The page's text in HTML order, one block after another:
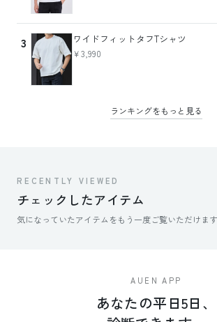
3 ワイドフィットタフTシャツ
￥3,990
ランキングをもっと見る
RECENTLY VIEWED
チェックしたアイテム
気になっていたアイテムをもう一度ご覧いただけます
AUEN APP
あなたの平日5日、